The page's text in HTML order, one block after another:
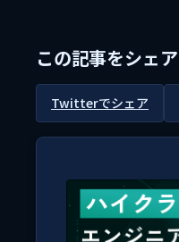
この記事をシェア
Twitterでシェア